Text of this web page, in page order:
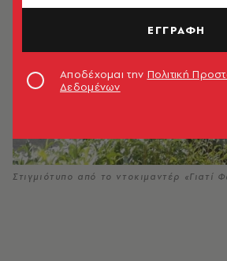
Στιγμιότυπο από το ντοκιμαντέρ «Γιατί
ΕΓΓΡΑΦΗ
Αποδέχομαι την Πολιτική
Δεδομένων